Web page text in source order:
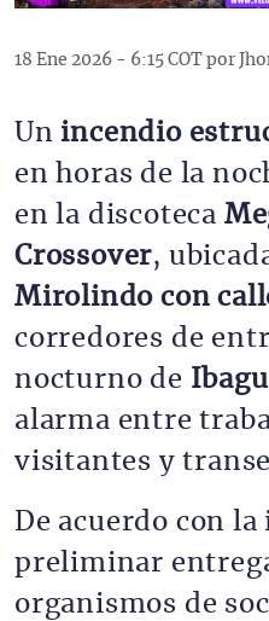
18 Ene 2026 - 6:15 COT por
Un incendio
en horas de la
en la discoteca
Crossover,
Mirolindo con
corredores de
nocturno de
alarma entre
visitantes y
De acuerdo con
preliminar
organismos de